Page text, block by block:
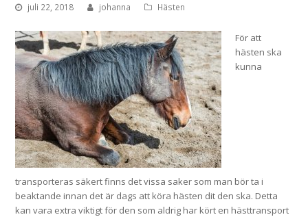
juli 22, 2018 johanna Hästen
För att
hästen ska
kunna
transporteras säkert finns det vissa saker som man bör ta i
beaktande innan det är dags att köra hästen dit den ska. Detta
kan vara extra viktigt för den som aldrig har kört en hästtransport